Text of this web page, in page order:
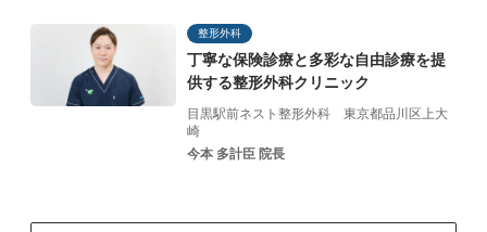
整形外科
丁寧な保険診療と多彩な自由診療を提
供する整形外科クリニック
目黒駅前ネスト整形外科 東京都品川区上大
崎
今本 多計臣 院長